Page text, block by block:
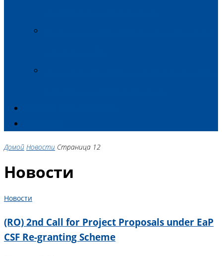
Домой Новости Страница 12
Новости
Новости
(RO) 2nd Call for Project Proposals under EaP
CSF Re-granting Scheme